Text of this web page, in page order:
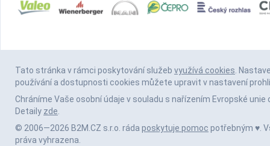
Tato stránka v rámci poskytování služeb využívá cookies.
používání a dostupnosti cookies můžete upravit v nastavení
Chráníme Vaše osobní údaje v souladu s nařízením Evropské unie
Detaily zde.
© 2006—2026 B2M.CZ s.r.o. ráda poskytuje pomoc potřebným ♥️.
práva vyhrazena.